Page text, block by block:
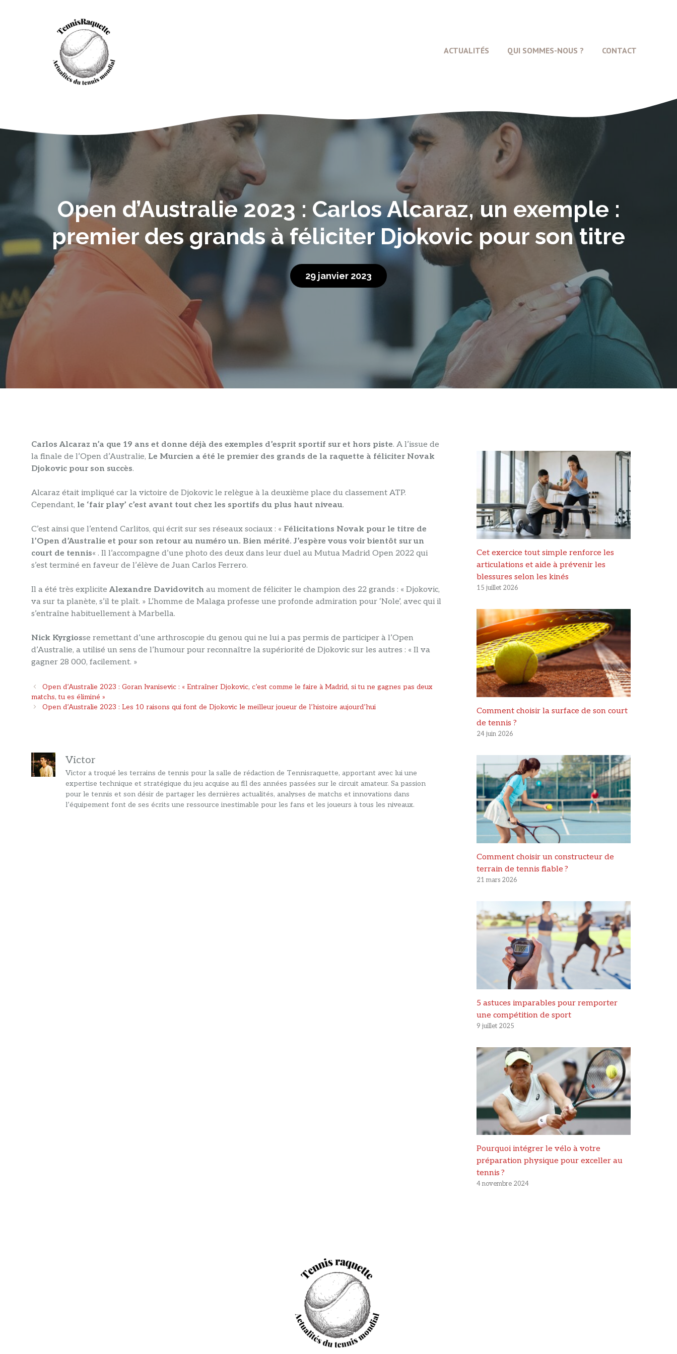
ACTUALITÉS QUI SOMMES-NOUS ? CONTACT
Open d’Australie 2023 : Carlos Alcaraz, un exemple :
premier des grands à féliciter Djokovic pour son titre
29 janvier 2023
Carlos Alcaraz n’a que 19 ans et donne déjà des exemples d’esprit sportif sur et hors piste. A l’issue de
la finale de l’Open d’Australie, Le Murcien a été le premier des grands de la raquette à féliciter Novak
Djokovic pour son succès.
Alcaraz était impliqué car la victoire de Djokovic le relègue à la deuxième place du classement ATP.
Cependant, le ‘fair play’ c’est avant tout chez les sportifs du plus haut niveau.
C’est ainsi que l’entend Carlitos, qui écrit sur ses réseaux sociaux : « Félicitations Novak pour le titre de
l’Open d’Australie et pour son retour au numéro un. Bien mérité. J’espère vous voir bientôt sur un
court de tennis« . Il l’accompagne d’une photo des deux dans leur duel au Mutua Madrid Open 2022 qui
s’est terminé en faveur de l’élève de Juan Carlos Ferrero.
Il a été très explicite Alexandre Davidovitch au moment de féliciter le champion des 22 grands : « Djokovic,
va sur ta planète, s’il te plaît. » L’homme de Malaga professe une profonde admiration pour ‘Nole’, avec qui il
s’entraîne habituellement à Marbella.
Nick Kyrgiosse remettant d’une arthroscopie du genou qui ne lui a pas permis de participer à l’Open
d’Australie, a utilisé un sens de l’humour pour reconnaître la supériorité de Djokovic sur les autres : « Il va
gagner 28 000, facilement. »
Navigation
des
articles
Open d’Australie 2023 : Goran Ivanisevic : « Entraîner Djokovic, c’est comme le faire à Madrid, si tu ne gagnes pas deux
matchs, tu es éliminé »
Open d’Australie 2023 : Les 10 raisons qui font de Djokovic le meilleur joueur de l’histoire aujourd’hui
Victor
Victor a troqué les terrains de tennis pour la salle de rédaction de Tennisraquette, apportant avec lui une
expertise technique et stratégique du jeu acquise au fil des années passées sur le circuit amateur. Sa passion
pour le tennis et son désir de partager les dernières actualités, analyses de matchs et innovations dans
l’équipement font de ses écrits une ressource inestimable pour les fans et les joueurs à tous les niveaux.
Cet exercice tout simple renforce les
articulations et aide à prévenir les
blessures selon les kinés
15 juillet 2026
Comment choisir la surface de son court
de tennis ?
24 juin 2026
Comment choisir un constructeur de
terrain de tennis fiable ?
21 mars 2026
5 astuces imparables pour remporter
une compétition de sport
9 juillet 2025
Pourquoi intégrer le vélo à votre
préparation physique pour exceller au
tennis ?
4 novembre 2024